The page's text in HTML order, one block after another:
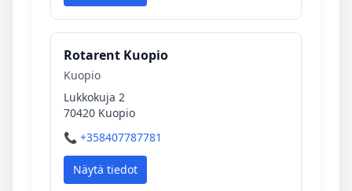
Rotarent Kuopio
Kuopio
Lukkokuja 2
70420 Kuopio
📞 +358407787781
Näytä tiedot